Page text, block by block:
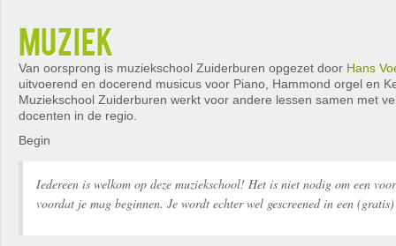
muziek
Van oorsprong is muziekschool Zuiderburen opgezet door Hans
uitvoerend en docerend musicus voor Piano, Hammond orgel en
Muziekschool Zuiderburen werkt voor andere lessen samen met
docenten in de regio.
Begin
Iedereen is welkom op deze muziekschool! Het is niet nodig om een
voordat je mag beginnen. Je wordt echter wel gescreened in een